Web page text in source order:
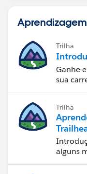
Trilha
Ganhe
sua
Trilha
alguns